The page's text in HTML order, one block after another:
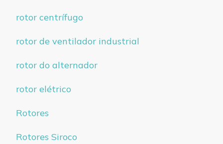
rotor centrífugo
rotor de ventilador industrial
rotor do alternador
rotor elétrico
Rotores
Rotores Siroco